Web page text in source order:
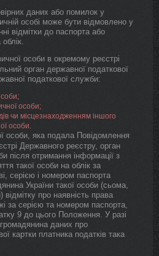
даних або помилок у
особі може бути відмовлено у
відмітки до паспорта або
особи в окремому реєстрі
орган державної податкової
податкової служби:
особи;
чи місцезнаходженням іншого
особи.
особи, яка подала Повідомлення
Державного реєстру, орган
після отримання інформації з
такої особи на облік за
серією і номером паспорта
України такої особи (сьома,
про наявність права
за серією та номером паспорта,
9 до цього Положення. У разі
громадянина даних про
картки платника податків така